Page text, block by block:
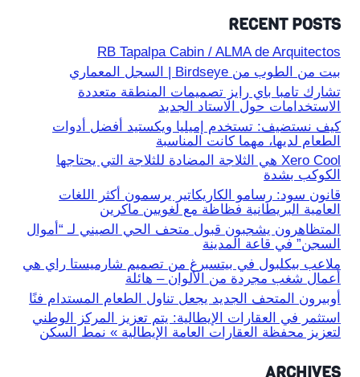
RECENT POSTS
RB Tapalpa Cabin / ALMA de Arquitectos
بيت من الطوب من Birdseye | السجل المعماري
تشارك تامبا باي رايز تصميمات المنطقة متعددة
الاستخدامات حول الاستاد الجديد
كيف نستضيف: تستخدم إميليا ويكستيد أفضل أدوات
الطعام لديها، مهما كانت المناسبة
Xero Cool هي الثلاجة المضادة للثلاجة التي يحتاجها
الكوكب بشدة
قانون سود: رسامو الكاريكاتير يرسمون أكثر اللغات
العامية البريطانية فظاظة مع لغويين ماكرين
المتظاهرون يشجبون قبول متحف الحي الصيني لـ “أموال
السجن” في قاعة المدينة
ملاعب بيكلبول في بيتسبرغ من تصميم شارميستا راي هي
أعمال شغب مجردة من الألوان – هائلة
أوبيرون المتحف الجديد يجعل تناول الطعام المستدام فنًا
استثمر في العقارات الإيطالية: يتم تعزيز المركز الوطني
لتعزيز محفظة العقارات العامة الإيطالية » نمط السكن
ARCHIVES